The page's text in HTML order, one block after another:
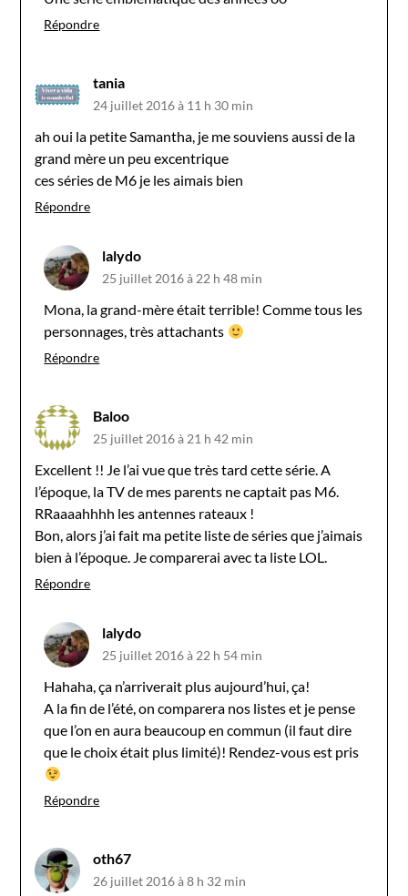
Répondre
tania
24 juillet 2016 à 11 h 30 min
ah oui la petite Samantha, je me souviens aussi de la
grand mère un peu excentrique
ces séries de M6 je les aimais bien
Répondre
lalydo
25 juillet 2016 à 22 h 48 min
Mona, la grand-mère était terrible! Comme tous les
personnages, très attachants
Répondre
Baloo
25 juillet 2016 à 21 h 42 min
Excellent !! Je l’ai vue que très tard cette série. A
l’époque, la TV de mes parents ne captait pas M6.
RRaaaahhhh les antennes rateaux !
Bon, alors j’ai fait ma petite liste de séries que j’aimais
bien à l’époque. Je comparerai avec ta liste LOL.
Répondre
lalydo
25 juillet 2016 à 22 h 54 min
Hahaha, ça n’arriverait plus aujourd’hui, ça!
A la fin de l’été, on comparera nos listes et je pense
que l’on en aura beaucoup en commun (il faut dire
que le choix était plus limité)! Rendez-vous est pris
Répondre
oth67
26 juillet 2016 à 8 h 32 min